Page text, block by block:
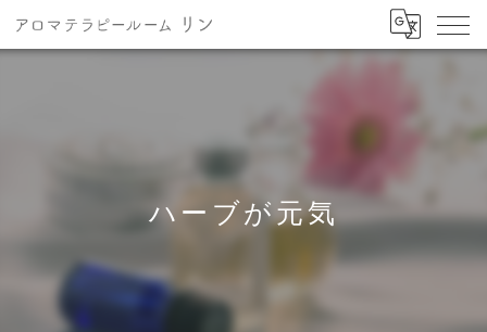
ハーブが元気